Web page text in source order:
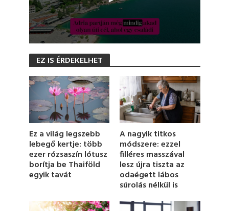
s
o
n
s
o
m
i
n
u
t
e
EZ IS ÉRDEKELHET
Ez a világ legszebb
lebegő kertje: több
ezer rózsaszín lótusz
borítja be Thaiföld
egyik tavát
A nagyik titkos
módszere: ezzel
filléres masszával
lesz újra tiszta az
odaégett lábos
súrolás nélkül is